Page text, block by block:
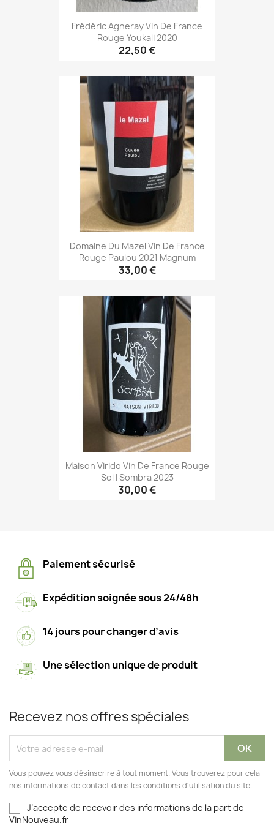
Frédéric Agneray Vin De France
Rouge Youkali 2020
22,50 €
Domaine Du Mazel Vin De France
Rouge Paulou 2021 Magnum
33,00 €
Maison Virido Vin De France Rouge
Sol I Sombra 2023
30,00 €
Paiement sécurisé
Expédition soignée sous 24/48h
14 jours pour changer d’avis
Une sélection unique de produit
Recevez nos offres spéciales
Vous pouvez vous désinscrire à tout moment. Vous trouverez pour cela
nos informations de contact dans les conditions d'utilisation du site.
J’accepte de recevoir des informations de la part de
VinNouveau.fr